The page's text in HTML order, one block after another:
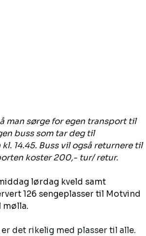
man sørge for egen transport til
buss som tar deg til
14.45. Buss vil også returnere til
koster 200,- tur/ retur.
lørdag kveld samt
126 sengeplasser til Motvind
mølla.
det rikelig med plasser til alle.